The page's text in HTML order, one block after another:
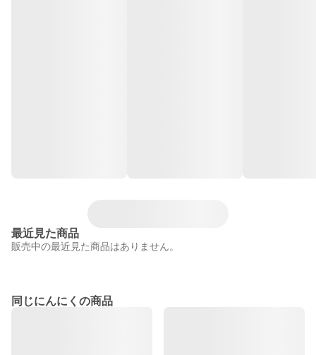
最近見た商品
販売中の最近見た商品はありません。
同じにんにくの商品